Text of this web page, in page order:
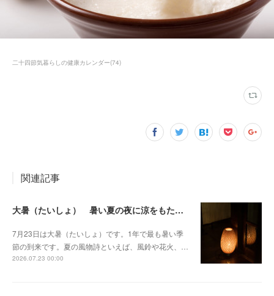
二十四節気暮らしの健康カレンダー(74)
関連記事
大暑（たいしょ） 暑い夏の夜に涼をもたらす灯り
7月23日は大暑（たいしょ）です。1年で最も暑い季
節の到来です。夏の風物詩といえば、風鈴や花火、…
2026.07.23 00:00